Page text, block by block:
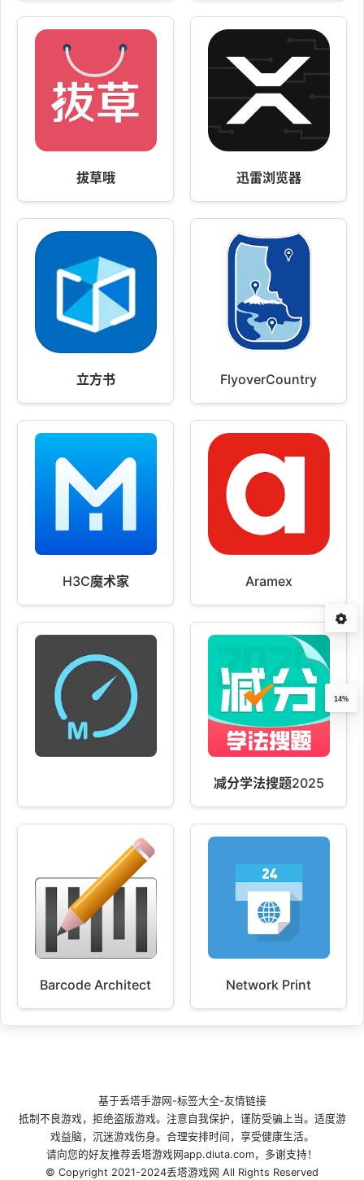
拔草哦 迅雷浏览器
立方书 FlyoverCountry
H3C魔术家 Aramex
减分学法搜题2025
Barcode Architect Network Print
14%
基于丢塔手游网 -标签大全-友情链接
抵制不良游戏，拒绝盗版游戏。注意自我保护，谨防受骗上当。适度游
戏益脑，沉迷游戏伤身。合理安排时间，享受健康生活。
请向您的好友推荐丢塔游戏网app.diuta.com，多谢支持！
© Copyright 2021-2024丢塔游戏网 All Rights Reserved